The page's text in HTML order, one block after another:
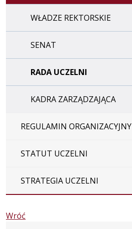
WŁADZE REKTORSKIE
SENAT
RADA UCZELNI
KADRA ZARZĄDZAJĄCA
REGULAMIN ORGANIZACYJNY
STATUT UCZELNI
STRATEGIA UCZELNI
Wróć